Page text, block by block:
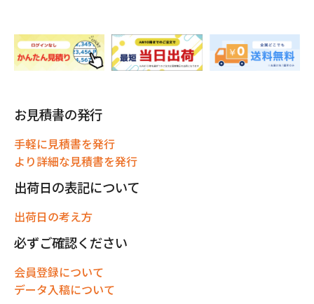
お見積書の発行
手軽に見積書を発行
より詳細な見積書を発行
出荷日の表記について
出荷日の考え方
必ずご確認ください
会員登録について
データ入稿について